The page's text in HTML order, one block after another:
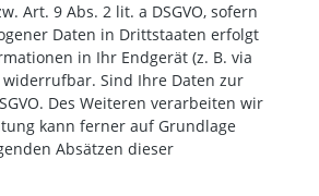
Art. 9 Abs. 2 lit. a DSGVO, sofern
Daten in Drittstaaten erfolgt
in Ihr Endgerät (z. B. via
Sind Ihre Daten zur
Des Weiteren verarbeiten wir
kann ferner auf Grundlage
Absätzen dieser